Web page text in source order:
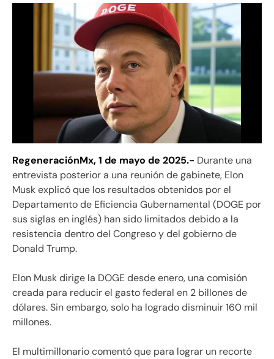
RegeneraciónMx, 1 de mayo de 2025.- Durante una
entrevista posterior a una reunión de gabinete, Elon
Musk explicó que los resultados obtenidos por el
Departamento de Eficiencia Gubernamental (DOGE por
sus siglas en inglés) han sido limitados debido a la
resistencia dentro del Congreso y del gobierno de
Donald Trump.
Elon Musk dirige la DOGE desde enero, una comisión
creada para reducir el gasto federal en 2 billones de
dólares. Sin embargo, solo ha logrado disminuir 160 mil
millones.
El multimillonario comentó que para lograr un recorte